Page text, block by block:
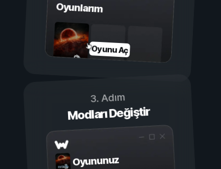
Oyunlarım
Oyunu Aç
3. Adım
Modları Değiştir
Oyununuz